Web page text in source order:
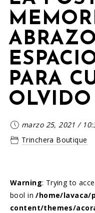
PARA
OLVIDO
marzo 25, 2021 /
Trinchera Boutique
Warning: Trying to
bool in/home/lavaca/
content/themes/